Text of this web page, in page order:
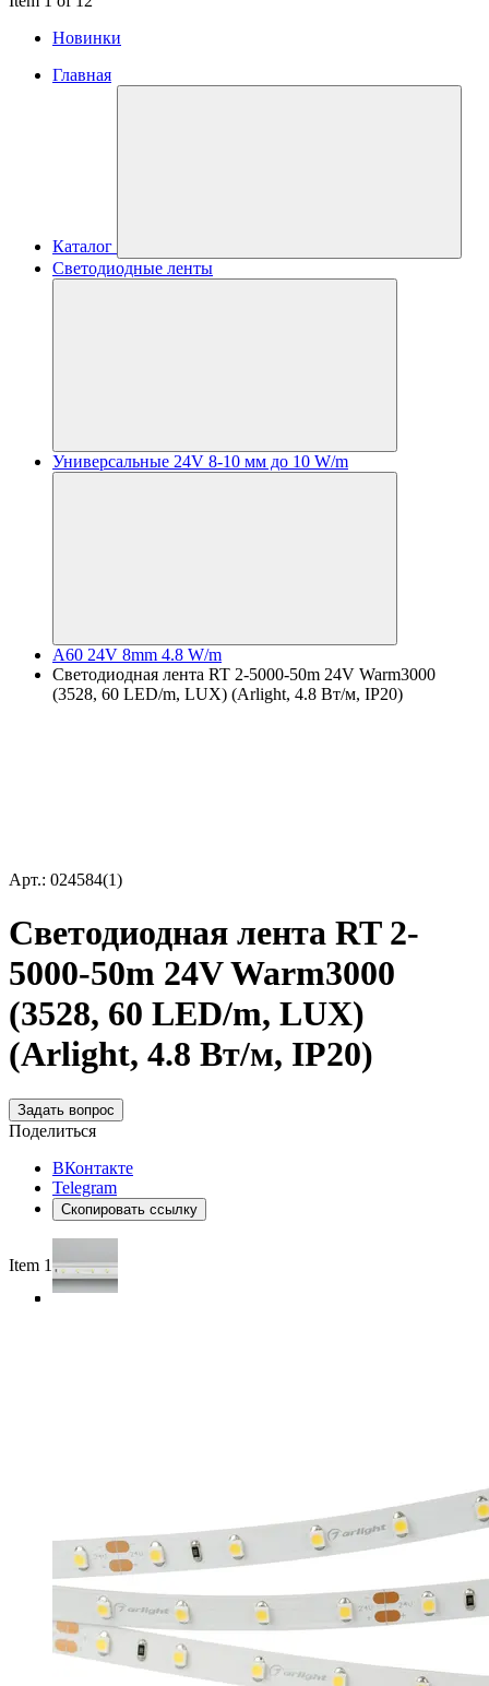
Новинки
Главная
Каталог
Светодиодные ленты
Универсальные 24V 8-10 мм до 10 W/m
A60 24V 8mm 4.8 W/m
Светодиодная лента RT 2-5000-50m 24V Warm3000
(3528, 60 LED/m, LUX) (Arlight, 4.8 Вт/м, IP20)
Арт.: 024584(1)
Светодиодная лента RT 2-
5000-50m 24V Warm3000
(3528, 60 LED/m, LUX)
(Arlight, 4.8 Вт/м, IP20)
Задать вопрос
Поделиться
ВКонтакте
Telegram
Скопировать ссылку
Item 1 of 4